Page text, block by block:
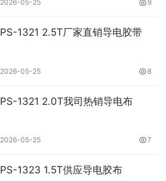
2026-05-25 9
PS-1321 2.5T厂家直销导电胶带
2026-05-25 8
PS-1321 2.0T我司热销导电布
2026-05-25 7
PS-1323 1.5T供应导电胶布